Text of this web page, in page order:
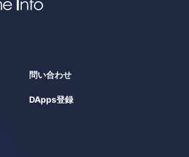
問い合わせ
DApps登録